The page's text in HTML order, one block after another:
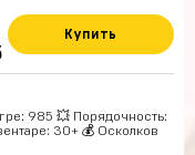
Купить
985 💥 Порядочность:
30+ 💰 Осколков